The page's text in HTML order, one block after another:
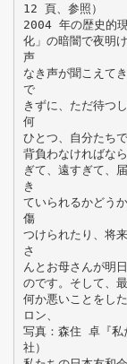
12 頁、参照）
2004 年の歴史的
化」の暗闇で夜明
声
なき声が聞こえて
で
きずに、ただ待つ
何
ひとつ、自分たち
背負わなければな
ぎて、遠すぎて、
き
ていられるかどう
傷
つけられたり、将
さ
んとお母さんが明
のです。そして、
何か悪いことをし
ロン、
写真：森住 卓『私
社）